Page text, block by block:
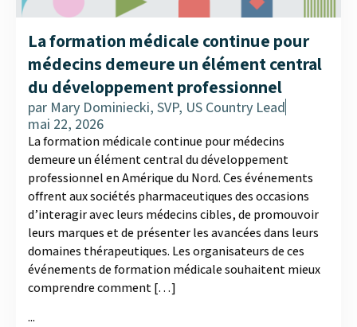
La formation médicale continue pour
médecins demeure un élément central
du développement professionnel
par Mary Dominiecki, SVP, US Country Lead
mai 22, 2026
La formation médicale continue pour médecins
demeure un élément central du développement
professionnel en Amérique du Nord. Ces événements
offrent aux sociétés pharmaceutiques des occasions
d’interagir avec leurs médecins cibles, de promouvoir
leurs marques et de présenter les avancées dans leurs
domaines thérapeutiques. Les organisateurs de ces
événements de formation médicale souhaitent mieux
comprendre comment […]
...